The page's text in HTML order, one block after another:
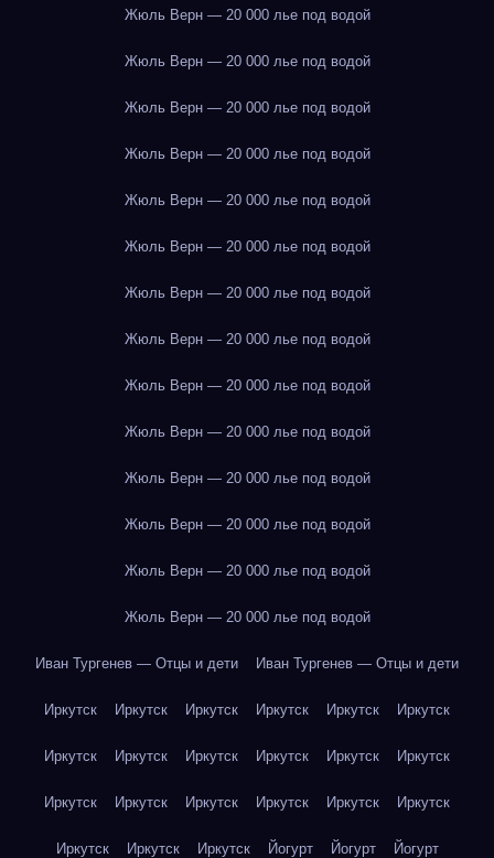
Жюль Верн — 20 000 лье под водой
Жюль Верн — 20 000 лье под водой
Жюль Верн — 20 000 лье под водой
Жюль Верн — 20 000 лье под водой
Жюль Верн — 20 000 лье под водой
Жюль Верн — 20 000 лье под водой
Жюль Верн — 20 000 лье под водой
Жюль Верн — 20 000 лье под водой
Жюль Верн — 20 000 лье под водой
Жюль Верн — 20 000 лье под водой
Жюль Верн — 20 000 лье под водой
Жюль Верн — 20 000 лье под водой
Жюль Верн — 20 000 лье под водой
Жюль Верн — 20 000 лье под водой
Иван Тургенев — Отцы и дети Иван Тургенев — Отцы и дети
Иркутск Иркутск Иркутск Иркутск Иркутск Иркутск
Иркутск Иркутск Иркутск Иркутск Иркутск Иркутск
Иркутск Иркутск Иркутск Иркутск Иркутск Иркутск
Иркутск Иркутск Иркутск Йогурт Йогурт Йогурт